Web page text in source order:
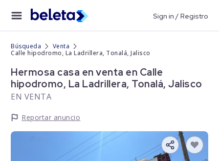
Sign in / Registro
Búsqueda
Venta
Calle hipodromo, La Ladrillera, Tonalá, Jalisco
Hermosa casa en venta en Calle
hipodromo, La Ladrillera, Tonalá, Jalisco
EN VENTA
Reportar anuncio